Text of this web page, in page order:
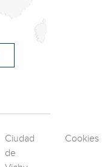
Ciudad
de
Cookies